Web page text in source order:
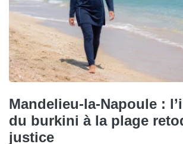
Mandelieu-la-Napoule :
du burkini à la plage
justice